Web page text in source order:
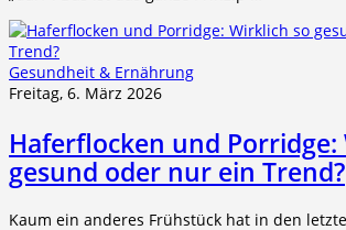
Gesundheit & Ernährung
Freitag, 6. März 2026
Haferflocken und Porridge:
gesund oder nur ein Trend?
Kaum ein anderes Frühstück hat in den